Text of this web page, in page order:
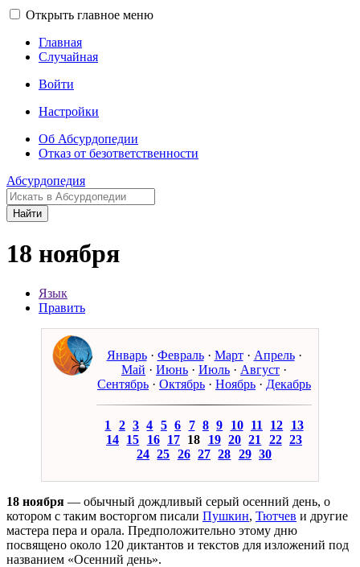
Открыть главное меню
Главная
Случайная
Войти
Настройки
Об Абсурдопедии
Отказ от безответственности
Абсурдопедия
Найти
18 ноября
Язык
Править
Январь· Февраль· Март· Апрель·
Май · Июнь · Июль · Август ·
Сентябрь · Октябрь · Ноябрь · Декабрь
1 2 3 4 5 6 7 8 9 10 11 12
13
14 15 16 17 18 19 20 21 22 23
24 25 26 27 28 29 30
18 ноября — обычный дождливый серый осенний день, о
котором с таким восторгом писали Пушкин, Тютчев и другие
мастера пера и орала. Предположительно этому дню
посвящено около 120 диктантов и текстов для изложений под
названием «Осенний день».